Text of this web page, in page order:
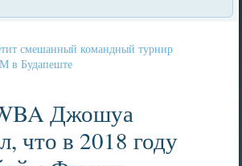
смешанный командный турнир
в Будапеште
Джошуа
что в 2018 году